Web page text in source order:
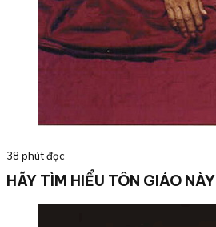
38 phút đọc
HÃY TÌM HIỂU TÔN GIÁO NÀY